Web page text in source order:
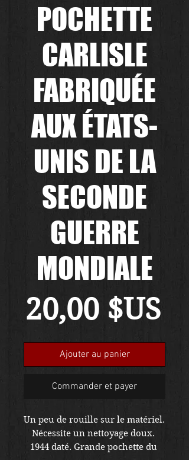
POCHETTE
CARLISLE
FABRIQUÉE
AUX ÉTATS-
UNIS DE LA
SECONDE
GUERRE
MONDIALE
20,00 $US
Ajouter au panier
Commander et payer
Un peu de rouille sur le matériel.
Nécessite un nettoyage doux.
1944 daté. Grande pochette du